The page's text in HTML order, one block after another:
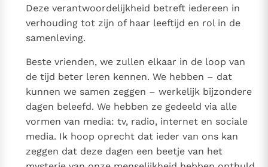
Deze verantwoordelijkheid betreft iedereen in
verhouding tot zijn of haar leeftijd en rol in de
samenleving.
Beste vrienden, we zullen elkaar in de loop van
de tijd beter leren kennen. We hebben – dat
kunnen we samen zeggen – werkelijk bijzondere
dagen beleefd. We hebben ze gedeeld via alle
vormen van media: tv, radio, internet en sociale
media. Ik hoop oprecht dat ieder van ons kan
zeggen dat deze dagen een beetje van het